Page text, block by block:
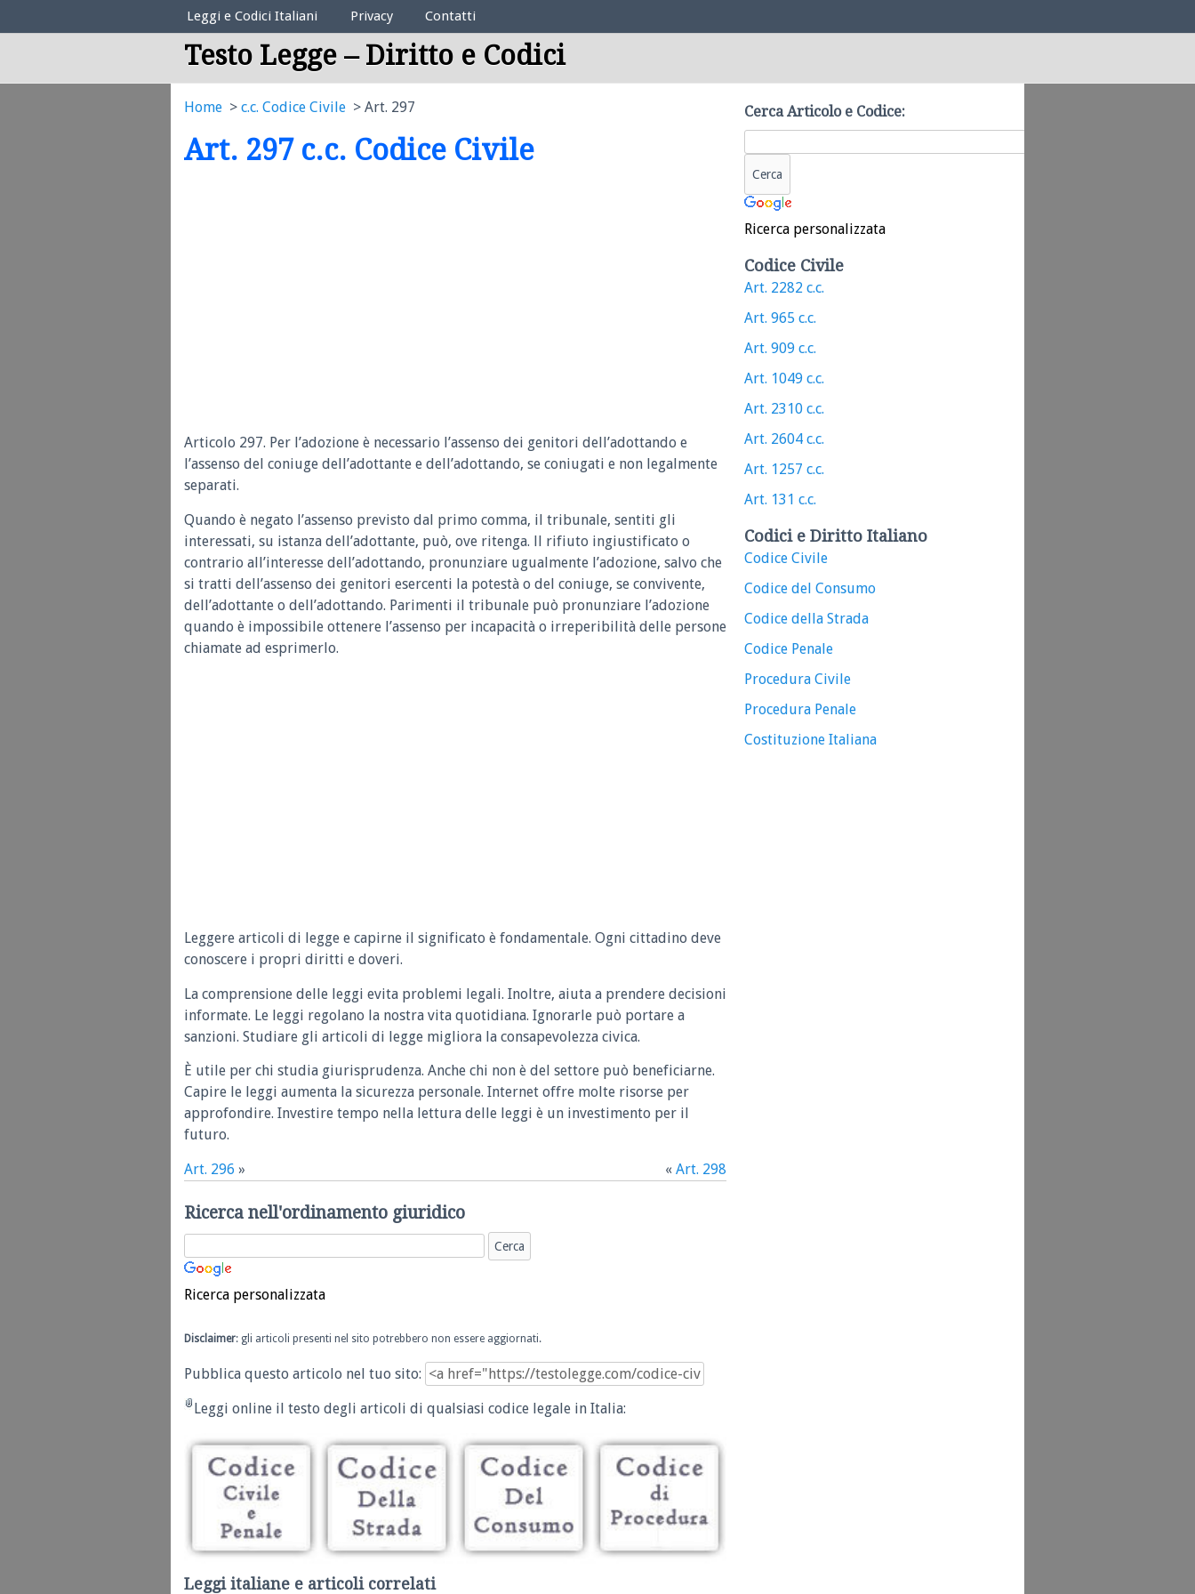
Elenco Codici Legali
Leggi e Codici Italiani Privacy Contatti
Testo Legge – Diritto e Codici
Home c.c. Codice Civile Art. 297
Art. 297 c.c. Codice Civile
Articolo 297. Per l’adozione è necessario l’assenso dei genitori dell’adottando e
l’assenso del coniuge dell’adottante e dell’adottando, se coniugati e non legalmente
separati.
Quando è negato l’assenso previsto dal primo comma, il tribunale, sentiti gli
interessati, su istanza dell’adottante, può, ove ritenga. ll rifiuto ingiustificato o
contrario all’interesse dell’adottando, pronunziare ugualmente l’adozione, salvo che
si tratti dell’assenso dei genitori esercenti la potestà o del coniuge, se convivente,
dell’adottante o dell’adottando. Parimenti il tribunale può pronunziare l’adozione
quando è impossibile ottenere l’assenso per incapacità o irreperibilità delle persone
chiamate ad esprimerlo.
Leggere articoli di legge e capirne il significato è fondamentale. Ogni cittadino deve
conoscere i propri diritti e doveri.
La comprensione delle leggi evita problemi legali. Inoltre, aiuta a prendere decisioni
informate. Le leggi regolano la nostra vita quotidiana. Ignorarle può portare a
sanzioni. Studiare gli articoli di legge migliora la consapevolezza civica.
È utile per chi studia giurisprudenza. Anche chi non è del settore può beneficiarne.
Capire le leggi aumenta la sicurezza personale. Internet offre molte risorse per
approfondire. Investire tempo nella lettura delle leggi è un investimento per il
futuro.
Art. 296 » « Art. 298
Ricerca nell'ordinamento giuridico
Ricerca personalizzata
Disclaimer: gli articoli presenti nel sito potrebbero non essere aggiornati.
Pubblica questo articolo nel tuo sito:
Leggi online il testo degli articoli di qualsiasi codice legale in Italia:
Leggi italiane e articoli correlati
Cerca Articolo e Codice:
Ricerca personalizzata
Codice Civile
Art. 2282 c.c.
Art. 965 c.c.
Art. 909 c.c.
Art. 1049 c.c.
Art. 2310 c.c.
Art. 2604 c.c.
Art. 1257 c.c.
Art. 131 c.c.
Codici e Diritto Italiano
Codice Civile
Codice del Consumo
Codice della Strada
Codice Penale
Procedura Civile
Procedura Penale
Costituzione Italiana